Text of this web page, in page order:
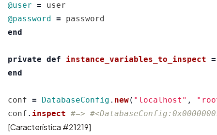
@user =
user
@password =
password
end
private def instance_variables_to_inspect =
end
conf = DatabaseConfig . new( "localhost" ,
conf . inspect #=>
[Característica #21219]